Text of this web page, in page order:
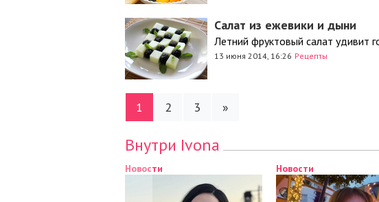
Салат из ежевики и дыни
Летний фруктовый салат удивит
13 июня 2014, 16:26 Рецепты
1 2 3 »
Внутри Ivona
Новости Новости
Новости